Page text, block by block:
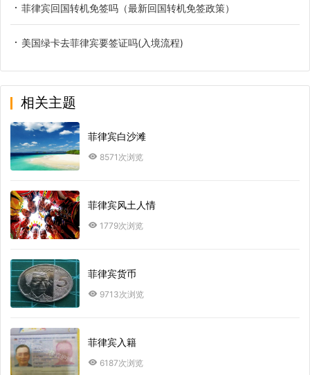
菲律宾回国转机免签吗（最新回国转机免签政策）
美国绿卡去菲律宾要签证吗(入境流程)
相关主题
菲律宾白沙滩
8571次浏览
菲律宾风土人情
1779次浏览
菲律宾货币
9713次浏览
菲律宾入籍
6187次浏览